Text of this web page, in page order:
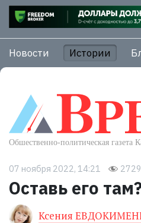
Новости Истории
07 ноября 2022, 14:21 2729
Оставь его
Ксения